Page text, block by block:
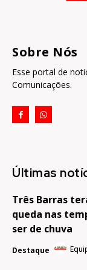
Sobre Nós
Esse portal de
Comunicações.
Últimas
Três Barras
queda nas
ser de chuva
Destaque